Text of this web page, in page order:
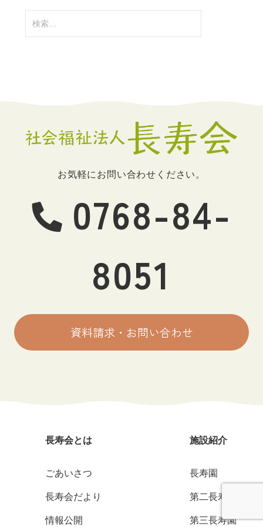
索:
お気軽にお問い合わせください。
0768-84-
8051
資料請求・お問い合わせ
長寿会とは
ごあいさつ
長寿会だより
情報公開
施設紹介
長寿園
第二長寿園
第三長寿園